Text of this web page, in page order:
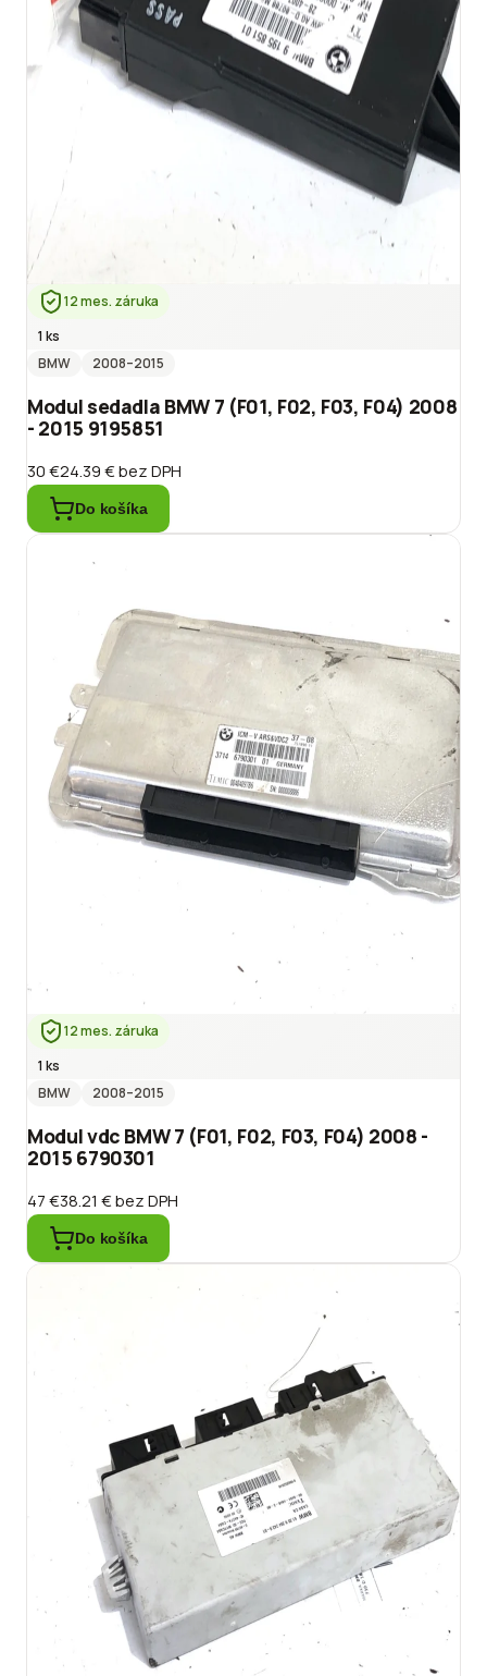
12 mes. záruka
1 ks
BMW
2008–2015
Modul sedadla BMW 7 (F01, F02, F03, F04) 2008
- 2015 9195851
30 €24.39 €bez DPH
Do košíka
12 mes. záruka
1 ks
BMW
2008–2015
Modul vdc BMW 7 (F01, F02, F03, F04) 2008 -
2015 6790301
47 €38.21 €bez DPH
Do košíka